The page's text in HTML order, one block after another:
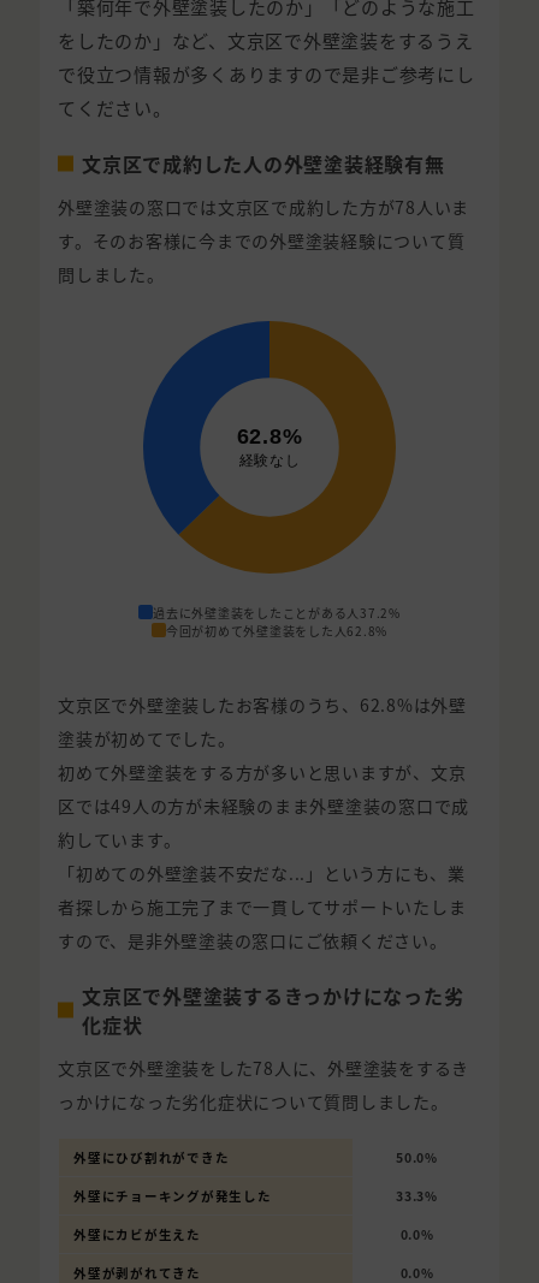
「築何年で外壁塗装したのか」「どのような施工
をしたのか」など、文京区で外壁塗装をするうえ
で役立つ情報が多くありますので是非ご参考にし
てください。
文京区で成約した人の外壁塗装経験有無
外壁塗装の窓口では文京区で成約した方が78人いま
す。そのお客様に今までの外壁塗装経験について質
問しました。
過去に外壁塗装をしたことがある人 37.2%
今回が初めて外壁塗装をした人62.8%
文京区で外壁塗装したお客様のうち、62.8%は外壁
塗装が初めてでした。
初めて外壁塗装をする方が多いと思いますが、文京
区では49人の方が未経験のまま外壁塗装の窓口で成
約しています。
「初めての外壁塗装不安だな...」という方にも、業
者探しから施工完了まで一貫してサポートいたしま
すので、是非外壁塗装の窓口にご依頼ください。
文京区で外壁塗装するきっかけになった劣
化症状
文京区で外壁塗装をした78人に、外壁塗装をするき
っかけになった劣化症状について質問しました。
外壁にひび割れができた 50.0%
外壁にチョーキングが発生した 33.3%
外壁にカビが生えた 0.0%
外壁が剥がれてきた 0.0%